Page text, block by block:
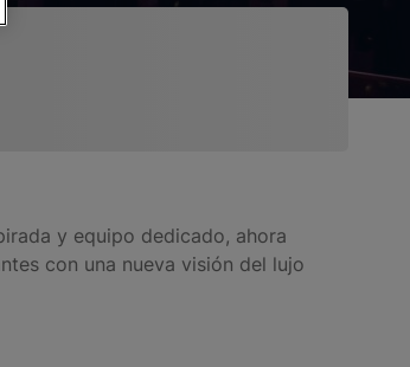
y equipo dedicado, ahora
con una nueva visión del lujo